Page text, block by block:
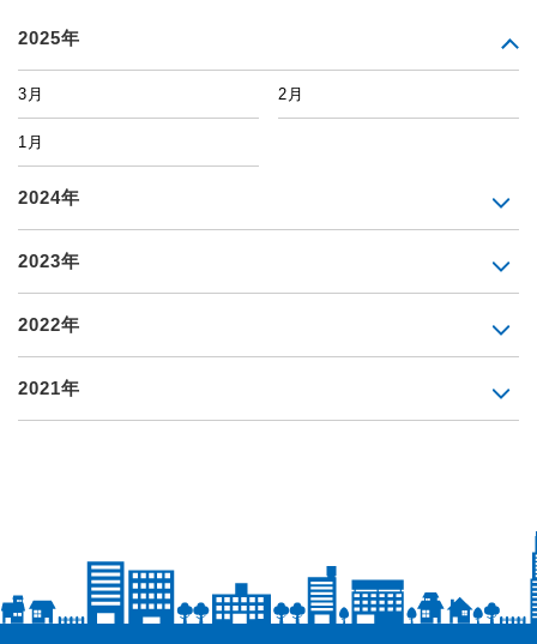
2025年
3月 2月
1月
2024年
2023年
2022年
2021年